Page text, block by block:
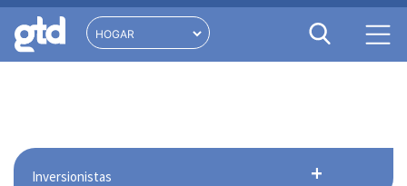
Inversionistas